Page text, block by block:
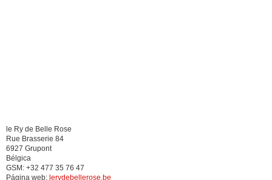
le Ry de Belle Rose
Rue Brasserie 84
6927 Grupont
Bélgica
GSM: +32 477 35 76 47
Página web: lerydebellerose.be